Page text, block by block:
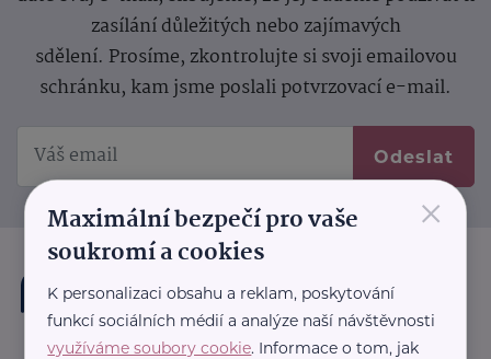
zasílání důležitých nebo zajímavých
sdělení. Prosíme, zkontrolujte si svoji emailovou
schránku, kam jsme poslali potvrzovací e-mail.
Odeslat
×
Maximální bezpečí pro vaše
soukromí a cookies
K personalizaci obsahu a reklam, poskytování
funkcí sociálních médií a analýze naší návštěvnosti
využíváme soubory cookie. Informace o tom, jak